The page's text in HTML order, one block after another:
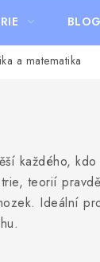
BLOG
a matematika
každého,
teorií
Ideální